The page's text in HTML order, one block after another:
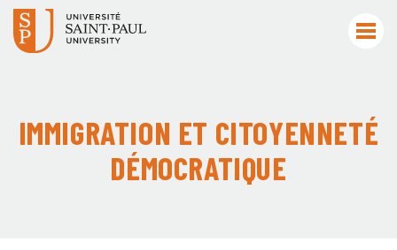
IMMIGRATION ET CITOYENNETÉ
DÉMOCRATIQUE